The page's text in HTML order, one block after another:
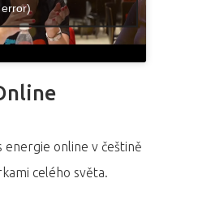
error)
energie online v češtině
celého světa.